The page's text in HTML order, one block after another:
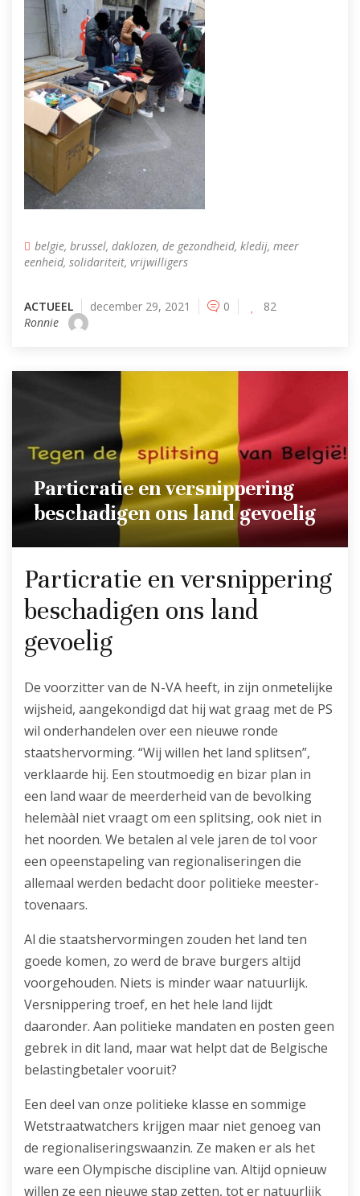
belgie, brussel, daklozen, de gezondheid, kledij, meer
eenheid, solidariteit, vrijwilligers
ACTUEEL december 29, 2021 0
82
Ronnie
Particratie en versnippering
beschadigen ons land gevoelig
Particratie en versnippering
beschadigen ons land
gevoelig
De voorzitter van de N-VA heeft, in zijn onmetelijke
wijsheid, aangekondigd dat hij wat graag met de PS
wil onderhandelen over een nieuwe ronde
staatshervorming. “Wij willen het land splitsen”,
verklaarde hij. Een stoutmoedig en bizar plan in
een land waar de meerderheid van de bevolking
helemààl niet vraagt om een splitsing, ook niet in
het noorden. We betalen al vele jaren de tol voor
een opeenstapeling van regionaliseringen die
allemaal werden bedacht door politieke meester-
tovenaars.
Al die staatshervormingen zouden het land ten
goede komen, zo werd de brave burgers altijd
voorgehouden. Niets is minder waar natuurlijk.
Versnippering troef, en het hele land lijdt
daaronder. Aan politieke mandaten en posten geen
gebrek in dit land, maar wat helpt dat de Belgische
belastingbetaler vooruit?
Een deel van onze politieke klasse en sommige
Wetstraatwatchers krijgen maar niet genoeg van
de regionaliseringswaanzin. Ze maken er als het
ware een Olympische discipline van. Altijd opnieuw
willen ze een nieuwe stap zetten, tot er natuurlijk